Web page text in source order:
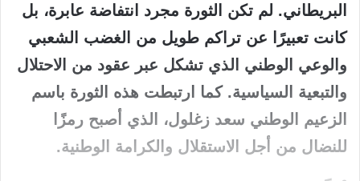
البريطاني. لم تكن الثورة مجرد انتفاضة عابرة، بل
كانت تعبيرًا عن تراكم طويل من الغضب الشعبي
والوعي الوطني الذي تشكل عبر عقود من الاحتلال
والتبعية السياسية. كما ارتبطت هذه الثورة باسم
الزعيم الوطني سعد زغلول، الذي أصبح رمزًا
للنضال من أجل الاستقلال والكرامة الوطنية.